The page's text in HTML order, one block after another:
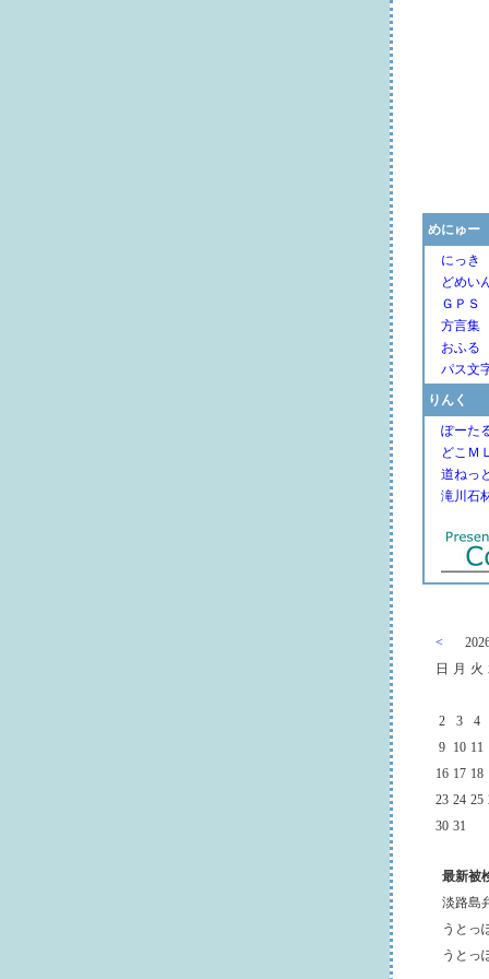
めにゅー
にっき
どめい
ＧＰＳ
方言集
おふる
パス文
りんく
ぽーた
どこＭＬ
道ねっ
滝川石
<
日
月 火
2
3 4
9 10 11
16 17 18
23 24 25
30 31
最新被
淡路島
うとっ
うとっ